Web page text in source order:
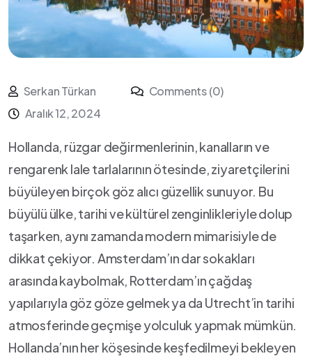
Serkan Türkan
Comments (0)
Aralık 12, 2024
Hollanda, rüzgar değirmenlerinin, kanalların ⁤ve
rengarenk lale tarlalarının ötesinde, ziyaretçilerini
büyüleyen birçok göz alıcı güzellik sunuyor. Bu
büyülü ülke, tarihi ve kültürel zenginlikleriyle​ dolup
taşarken,‌ aynı‍ zamanda modern ⁣mimarisiyle de
dikkat çekiyor. Amsterdam’ın dar sokakları
arasında kaybolmak, Rotterdam’ın çağdaş
yapılarıyla göz göze gelmek ya ⁢da Utrecht’in ⁤tarihi
atmosferinde geçmişe yolculuk yapmak ‌mümkün.
Hollanda’nın her köşesinde keşfedilmeyi ‌bekleyen